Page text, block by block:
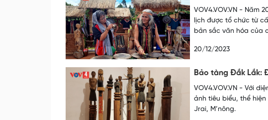
VOV4.VOV.VN - Năm
lịch được tổ chức từ
bản sắc văn hóa của
20/12/2023
Bảo tàng Đắk Lắk:
VOV4.VOV.VN - Với
ảnh tiêu biểu, thể
Jrai, M’nông.